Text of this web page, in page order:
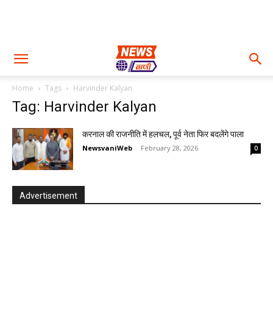
Home Tags Harvinder Kalyan
Tag: Harvinder Kalyan
करनाल की राजनीति में हलचल, पूर्व नेता फिर बदलेंगे पाला
NewsvaniWeb - February 28, 2026 0
Advertisement